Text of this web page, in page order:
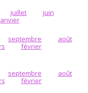
juillet
juin
septembre
août
février
septembre
août
février